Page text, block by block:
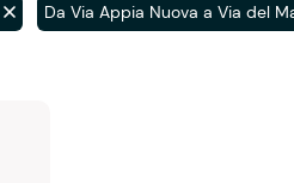
Da Via Appia Nuova a Via del